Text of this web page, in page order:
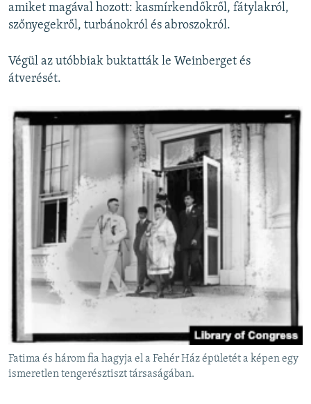
amiket magával hozott: kasmírkendőkről, fátylakról,
szőnyegekről, turbánokról és abroszokról.
Végül az utóbbiak buktatták le Weinberget és
átverését.
Fatima és három fia hagyja el a Fehér Ház épületét a képen egy
ismeretlen tengerésztiszt társaságában.